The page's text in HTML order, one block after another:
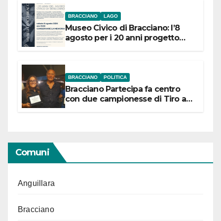
BRACCIANO LAGO
Museo Civico di Bracciano: l’8
agosto per i 20 anni progetto
BRACCIANO POLITICA
Bracciano Partecipa fa centro
con due campionesse di Tiro a
Comuni
Anguillara
Bracciano